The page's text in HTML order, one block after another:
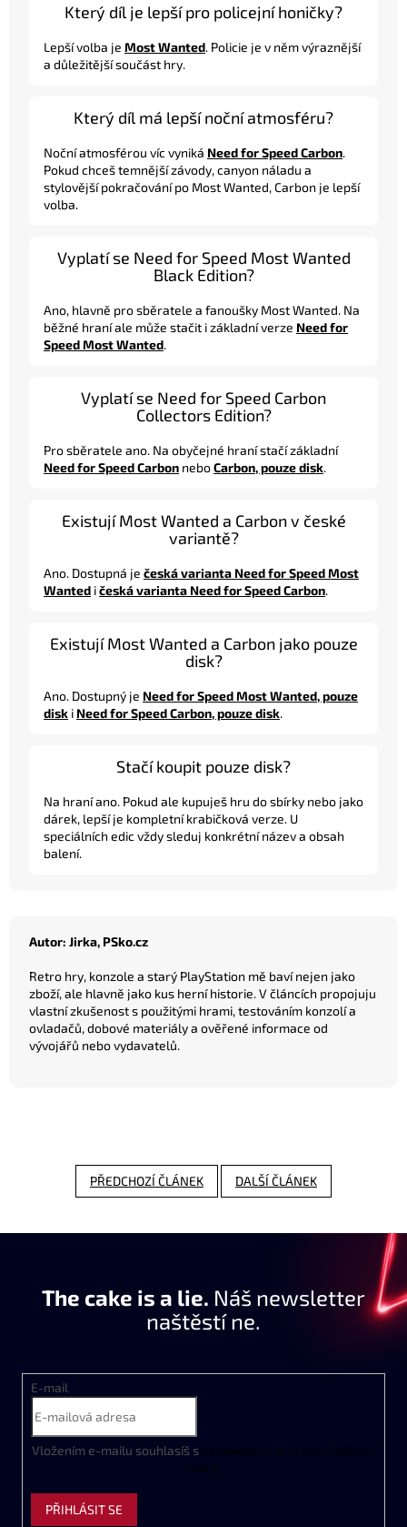
Který díl je lepší pro policejní honičky?
Lepší volba je Most Wanted. Policie je v něm výraznější
a důležitější součást hry.
Který díl má lepší noční atmosféru?
Noční atmosférou víc vyniká Need for Speed Carbon.
Pokud chceš temnější závody, canyon náladu a
stylovější pokračování po Most Wanted, Carbon je lepší
volba.
Vyplatí se Need for Speed Most Wanted
Black Edition?
Ano, hlavně pro sběratele a fanoušky Most Wanted. Na
běžné hraní ale může stačit i základní verze Need for
Speed Most Wanted.
Vyplatí se Need for Speed Carbon
Collectors Edition?
Pro sběratele ano. Na obyčejné hraní stačí základní
Need for Speed Carbon neboCarbon, pouze disk.
Existují Most Wanted a Carbon v české
variantě?
Ano. Dostupná je česká varianta Need for Speed Most
Wanted ičeská varianta Need for Speed Carbon.
Existují Most Wanted a Carbon jako pouze
disk?
Ano. Dostupný je Need for Speed Most Wanted, pouze
disk i Need for Speed Carbon, pouze disk.
Stačí koupit pouze disk?
Na hraní ano. Pokud ale kupuješ hru do sbírky nebo jako
dárek, lepší je kompletní krabičková verze. U
speciálních edic vždy sleduj konkrétní název a obsah
balení.
Autor: Jirka, PSko.cz
Retro hry, konzole a starý PlayStation mě baví nejen jako
zboží, ale hlavně jako kus herní historie. V článcích propojuju
vlastní zkušenost s použitými hrami, testováním konzolí a
ovladačů, dobové materiály a ověřené informace od
vývojářů nebo vydavatelů.
PŘEDCHOZÍ ČLÁNEK DALŠÍ ČLÁNEK
The cake is a lie. Náš newsletter
naštěstí ne.
E-mail
Vložením e-mailu souhlasíš s podmínkami ochrany osobních
údajů
PŘIHLÁSIT SE